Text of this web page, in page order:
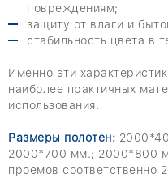
повреждениям;
защиту от влаги и
стабильность цвета в
Именно эти
наиболее практичных
использования.
Размеры полотен:
2000*700 мм.; 2000*800
проемов